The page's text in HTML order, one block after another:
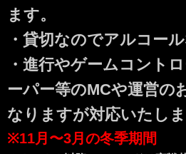
ます。
・貸切なのでアルコー
・進行やゲームコント
ーパー等のMCや運営の
なりますが対応いたしま
※11月〜3月の冬季期間